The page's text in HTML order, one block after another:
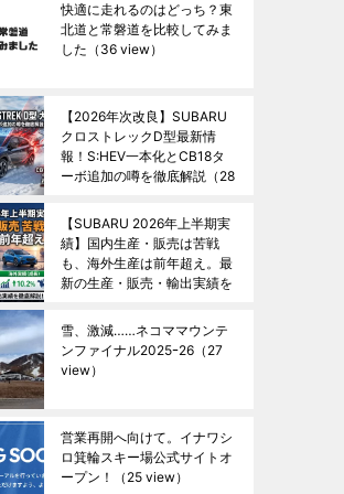
快適に走れるのはどっち？東
北道と常磐道を比較してみま
した （36 view）
【2026年次改良】SUBARU
クロストレックD型最新情
報！S:HEV一本化とCB18タ
ーボ追加の噂を徹底解説 （28
【SUBARU 2026年上半期実
績】国内生産・販売は苦戦
も、海外生産は前年超え。最
新の生産・販売・輸出実績を
雪、激減……ネコママウンテ
ンファイナル2025ｰ26 （27
view）
営業再開へ向けて。イナワシ
ロ箕輪スキー場公式サイトオ
ープン！
（25 view）